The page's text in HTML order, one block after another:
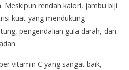
Meskipun rendah kalori, jambu biji
kuat yang mendukung
pengendalian gula darah, dan
vitamin C yang sangat baik,